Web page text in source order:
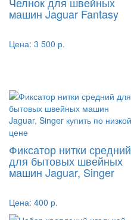
машин Jaguar Fantasy
Цена: 3 500 р.
Фиксатор нитки средний
для бытовых швейных
машин Jaguar, Singer
Цена: 400 р.